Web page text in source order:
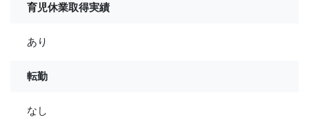
育児休業取得実績
あり
転勤
なし